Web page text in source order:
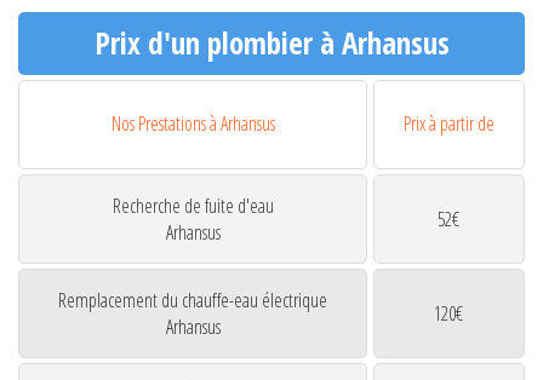
Prix d'un plombier à Arhansus
Nos Prestations à Arhansus Prix à partir de
Recherche de fuite d'eau
Arhansus
52€
Remplacement du chauffe-eau électrique
Arhansus
120€